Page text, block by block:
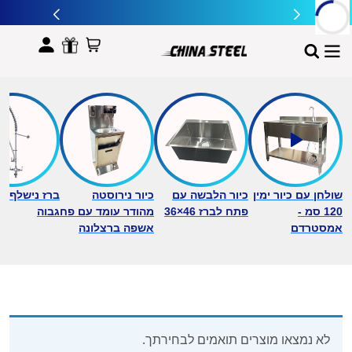
לתוכן
שולחן עם כיור ימין
120 סמ -
אמסטרדם
כיור הלבשה עם
פתח לברז 46×36
כיור נירוסטה
מהודר עומד עם פח
אשפה ברצלונה
ברז נישלף
גבוה
לא נמצאו מוצרים תואמים לבחירתך.